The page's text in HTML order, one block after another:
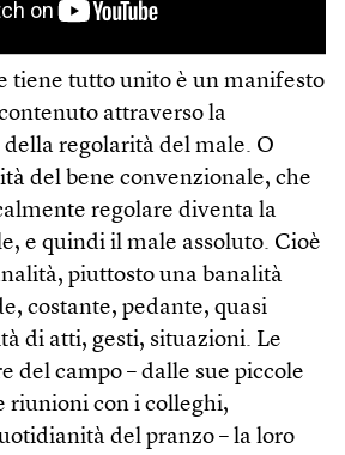
tiene tutto unito è un manifesto
attraverso la
regolarità del male. O
del bene convenzionale, che
regolare diventa la
e quindi il male assoluto. Cioè
piuttosto una banalità
costante, pedante, quasi
di atti, gesti, situazioni. Le
del campo – dalle sue piccole
riunioni con i colleghi,
del pranzo – la loro